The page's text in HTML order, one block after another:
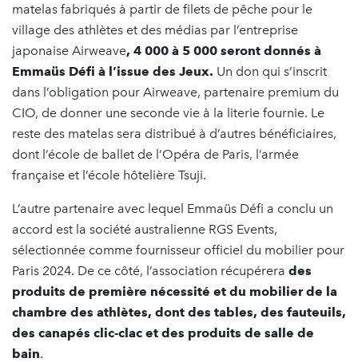
matelas fabriqués à partir de filets de pêche pour le
village des athlètes et des médias par l’entreprise
japonaise Airweave, 4 000 à 5 000 seront donnés à
Emmaüs Défi à l’issue des Jeux. Un don qui s’inscrit
dans l’obligation pour Airweave, partenaire premium du
CIO, de donner une seconde vie à la literie fournie. Le
reste des matelas sera distribué à d’autres bénéficiaires,
dont l’école de ballet de l’Opéra de Paris, l’armée
française et l’école hôtelière Tsuji.
L’autre partenaire avec lequel Emmaüs Défi a conclu un
accord est la société australienne RGS Events,
sélectionnée comme fournisseur officiel du mobilier pour
Paris 2024. De ce côté, l’association récupérera des
produits de première nécessité et du mobilier de la
chambre des athlètes, dont des tables, des fauteuils,
des canapés clic-clac et des produits de salle de
bain.